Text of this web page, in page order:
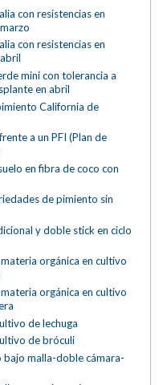
con resistencias en
con resistencias en
mini con tolerancia a
en abril
California de
a un PFI (Plan de
en fibra de coco con
de pimiento sin
y doble stick en ciclo
orgánica en cultivo
orgánica en cultivo
de lechuga
de bróculi
bajo malla-doble cámara-